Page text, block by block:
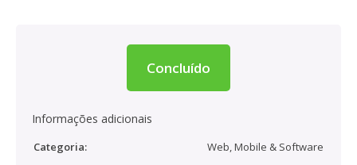
Concluído
Informações adicionais
Categoria:
Web, Mobile & Software